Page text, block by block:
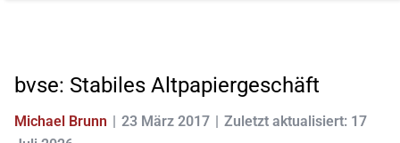
bvse: Stabiles Altpapiergeschäft
Michael Brunn 23 März 2017
Zuletzt aktualisiert: 17